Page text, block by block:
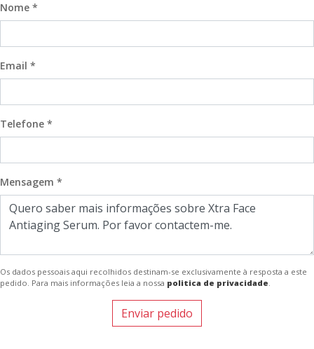
Nome *
Email *
Telefone *
Mensagem *
Os dados pessoais aqui recolhidos destinam-se exclusivamente à resposta a este
pedido. Para mais informações leia a nossa politica de privacidade.
Enviar pedido